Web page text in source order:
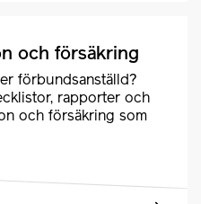
och försäkring
förbundsanställd?
rapporter och
och försäkring som